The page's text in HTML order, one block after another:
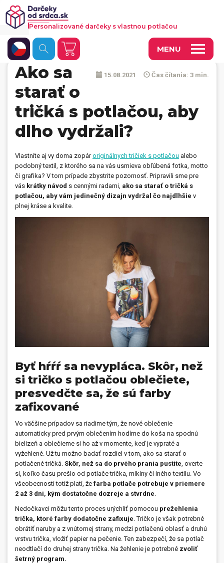
MENU
Fotoobrazy a dekorácie
Hrnčeky a keramika
Kalendáre
Fotoknihy a fotozošity
Personalizované hry
Tričká a odevy
Vankúše a iný textil
Doplnky do kancelárie, domácnosti, auta
napíšte nám
faxcopy@faxcopy.sk
Novinky Blog
Kontakty
Personalizované darčeky s vlastnou potlačou
15.08.2021 Čas čítania: 3 min.
Ako sa
starať o
tričká s potlačou, aby
dlho vydržali?
Vlastníte aj vy doma zopároriginálnych tričiek s potlačou alebo
podobný textil, z ktorého sa na vás usmieva obľúbená fotka, motto
či grafika? V tom prípade zbystrite pozornosť. Pripravili sme pre
vás krátky návod s cennými radami, ako sa starať o tričká s
potlačou, aby vám jedinečný dizajn vydržal čo najdlhšie v
plnej kráse a kvalite.
Byť hŕŕŕ sa nevypláca. Skôr, než
si tričko s potlačou oblečiete,
presvedčte sa, že sú farby
zafixované
Vo väčšine prípadov sa riadime tým, že nové oblečenie
automaticky pred prvým oblečením hodíme do koša na spodnú
bielizeň a oblečieme si ho až v momente, keď je vypraté a
vyžehlené. Už tu možno badať rozdiel v tom, ako sa starať o
potlačené tričká. Skôr, než sa do prvého prania pustíte , overte
si, koľko času prešlo od potlače trička, mikiny či iného textilu. Vo
všeobecnosti totiž platí, že farba potlače potrebuje v priemere
2 až 3 dni, kým dostatočne dozreje a stvrdne
Nedočkavci môžu tento proces urýchliť pomocou prežehlenia
trička, ktoré farby dodatočne zafixuje . Tričko je však potrebné
obrátiť naruby a z vnútornej strany, medzi potlačenú oblasť a druhú
vrstvu trička, vložiť papier na pečenie. Ten zabezpečí, že sa potlač
neodtlačí do druhej strany trička. Na žehlenie je potrebné zvoliť
šetrný program.